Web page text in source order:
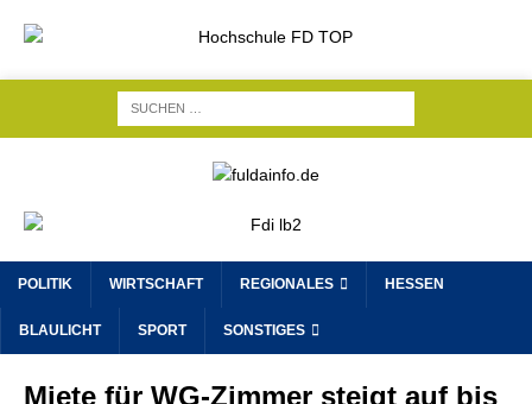
POLITIK WIRTSCHAFT REGIONALES HESSEN
BLAULICHT SPORT SONSTIGES
Miete für WG-Zimmer steigt auf bis